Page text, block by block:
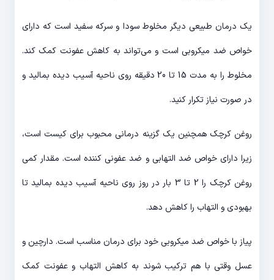
یک درمان طبیعی دیگر مخلوط سودا و سرکه سفید است که دارای
خواص ضد میکروبی است و می‌تواند به کاهش عفونت کمک کند.
مخلوط را به مدت 15 تا 20 دقیقه روی ناحیه آسیب دیده بمالید و
در صورت نیاز تکرار کنید.
روغن کرچک همچنین یک گزینه درمانی محبوب برای کیست است،
زیرا دارای خواص ضد التهابی و ضد عفونی کننده است. مقدار کمی
روغن کرچک را 2 تا 3 بار در روز روی ناحیه آسیب دیده بمالید تا
بهبودی و التهاب را کاهش دهد.
پیاز با خواص ضد میکروبی خود برای درمان مناسب است. دارچین و
عسل وقتی با هم ترکیب شوند به کاهش التهاب و عفونت کمک